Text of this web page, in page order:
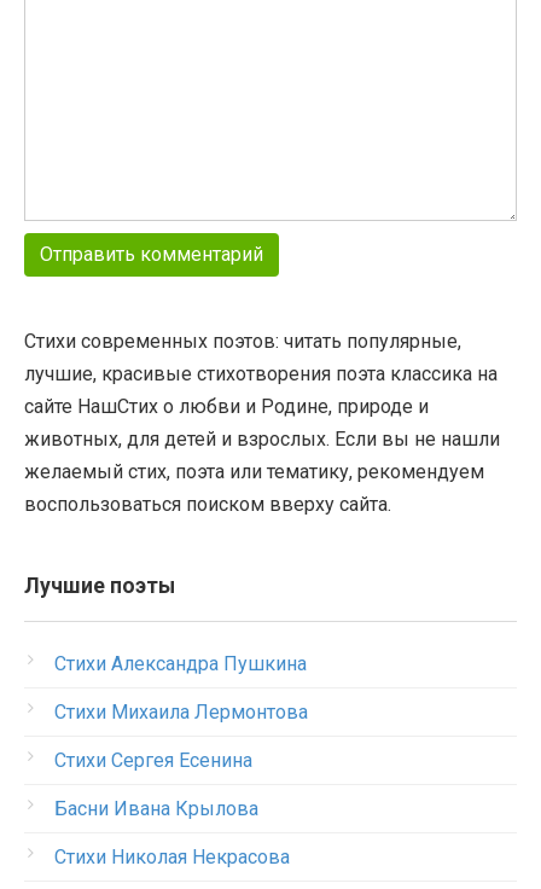
Стихи современных поэтов: читать популярные,
лучшие, красивые стихотворения поэта классика на
сайте НашСтих о любви и Родине, природе и
животных, для детей и взрослых. Если вы не нашли
желаемый стих, поэта или тематику, рекомендуем
воспользоваться поиском вверху сайта.
Лучшие поэты
Стихи Александра Пушкина
Стихи Михаила Лермонтова
Стихи Сергея Есенина
Басни Ивана Крылова
Стихи Николая Некрасова